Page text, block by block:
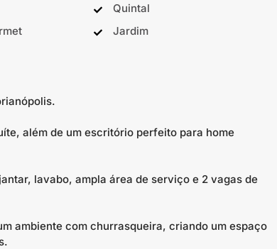
Quintal
Jardim
além de um escritório perfeito para home
lavabo, ampla área de serviço e 2 vagas de
ambiente com churrasqueira, criando um espaço